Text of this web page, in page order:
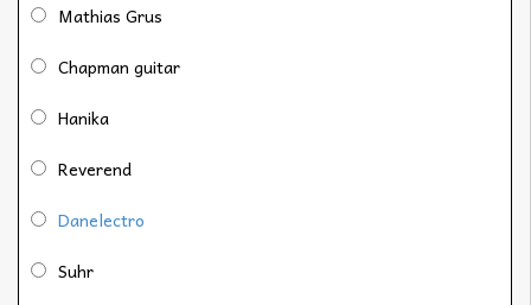
Mathias Grus
Chapman guitar
Hanika
Reverend
Danelectro
Suhr